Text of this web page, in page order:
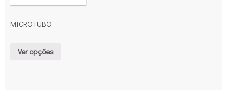
MICROTUBO
Ver opções